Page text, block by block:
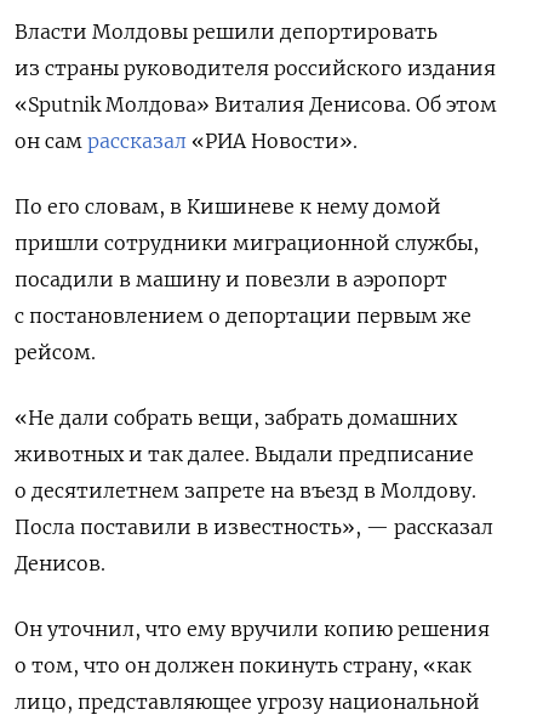
Власти Молдовы решили депортировать
из страны руководителя российского издания
«Sputnik Молдова» Виталия Денисова. Об этом
он сам рассказал «РИА Новости».
По его словам, в Кишиневе к нему домой
пришли сотрудники миграционной службы,
посадили в машину и повезли в аэропорт
с постановлением о депортации первым же
рейсом.
«Не дали собрать вещи, забрать домашних
животных и так далее. Выдали предписание
о десятилетнем запрете на въезд в Молдову.
Посла поставили в известность», — рассказал
Денисов.
Он уточнил, что ему вручили копию решения
о том, что он должен покинуть страну, «как
лицо, представляющее угрозу национальной